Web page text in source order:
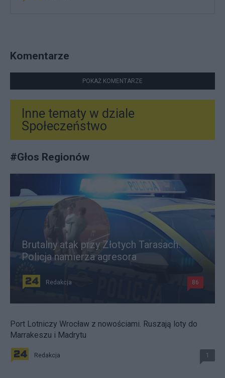
Komentarze
POKAŻ KOMENTARZE
Inne tematy w dziale
Społeczeństwo
#Głos Regionów
Brutalny atak przy Złotych Tarasach.
Policja namierza agresora
Redakcja 86
Port Lotniczy Wrocław z nowościami. Ruszają loty do
Marrakeszu i Madrytu
Redakcja 1